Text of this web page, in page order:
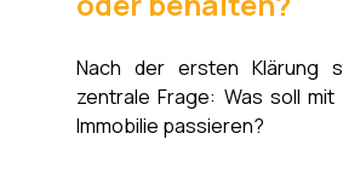
Nach der ersten Klärung
zentrale Frage: Was soll
Immobilie passieren?